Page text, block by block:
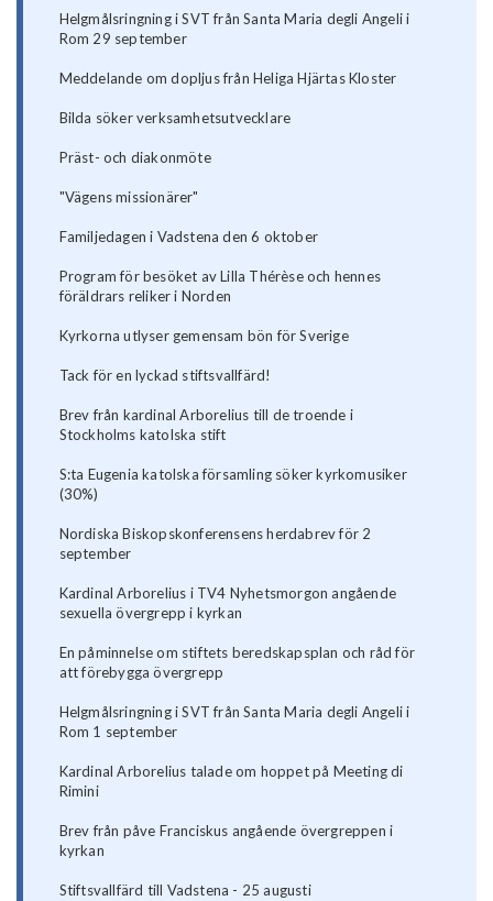
Helgmålsringning i SVT från Santa Maria degli Angeli i
Rom 29 september
Meddelande om dopljus från Heliga Hjärtas Kloster
Bilda söker verksamhetsutvecklare
Präst- och diakonmöte
"Vägens missionärer"
Familjedagen i Vadstena den 6 oktober
Program för besöket av Lilla Thérèse och hennes
föräldrars reliker i Norden
Kyrkorna utlyser gemensam bön för Sverige
Tack för en lyckad stiftsvallfärd!
Brev från kardinal Arborelius till de troende i
Stockholms katolska stift
S:ta Eugenia katolska församling söker kyrkomusiker
(30%)
Nordiska Biskopskonferensens herdabrev för 2
september
Kardinal Arborelius i TV4 Nyhetsmorgon angående
sexuella övergrepp i kyrkan
En påminnelse om stiftets beredskapsplan och råd för
att förebygga övergrepp
Helgmålsringning i SVT från Santa Maria degli Angeli i
Rom 1 september
Kardinal Arborelius talade om hoppet på Meeting di
Rimini
Brev från påve Franciskus angående övergreppen i
kyrkan
Stiftsvallfärd till Vadstena - 25 augusti